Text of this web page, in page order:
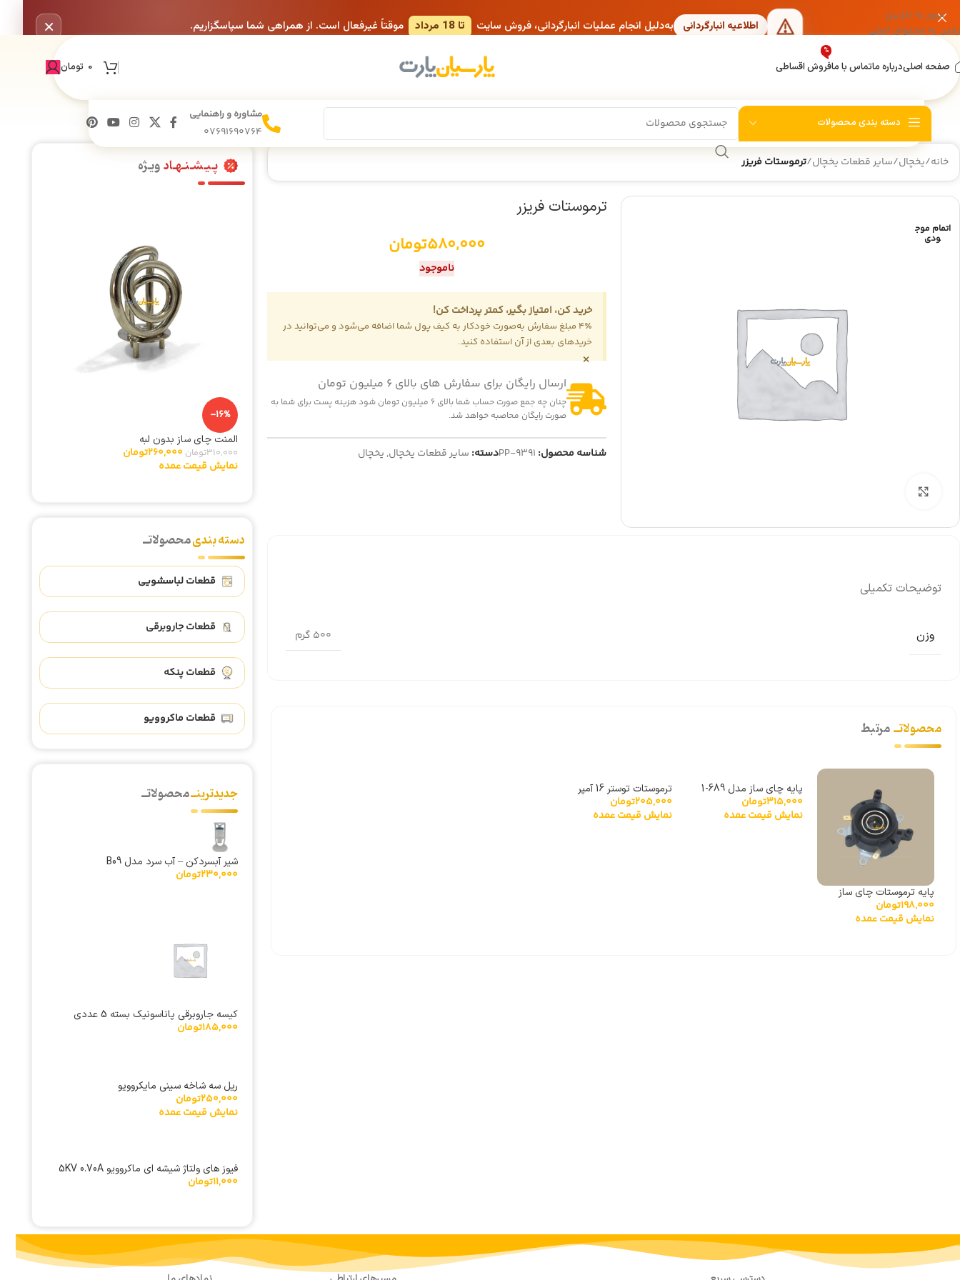
عبور به ناوبری
رفتن به محتوای اصلی
اطلاعیه انبارگردانی به‌دلیل انجام عملیات انبارگردانی، فروش سایت تا 18 مرداد موقتاً غیرفعال است. از همراهی شما سپاسگزاریم. ×
صفحه اصلیدرباره ماتماس با مافروش اقساطی
%
0 تومان
دسته بندی محصولات
مشاوره و راهنمایی
07691690764
خانه/یخچال/سایر قطعات یخچال/ترموستات فریزر
اتمام موج
ودی
ترموستات فریزر
580,000تومان
ناموجود
خرید کن، امتیاز بگیر، کمتر پرداخت کن!
4٪ مبلغ سفارش به‌صورت خودکار به کیف پول شما اضافه می‌شود و می‌توانید در
خریدهای بعدی از آن استفاده کنید.
×
ارسال رایگان برای سفارش های بالای 6 میلیون تومان
چنان چه جمع صورت حساب شما بالای 6 میلیون تومان شود هزینه پست برای شما به
صورت رایگان محاصبه خواهد شد.
شناسه محصول: PP-9391دسته: سایر قطعات یخچال, یخچال
توضیحات تکمیلی
وزن 500 گرم
محصولاتــمرتبط
پایه ترموستات چای ساز
168F
198,000تومان
نمایش قیمت عمده
پایه چای ساز مدل 689-1
315,000تومان
نمایش قیمت عمده
ترموستات توستر 16 آمپر
205,000تومان
نمایش قیمت عمده
پـیـشـنـهـادویـژه
-16%
المنت چای ساز بدون لبه
310,000تومان 260,000تومان
نمایش قیمت عمده
دسته بندیمحصولاتــ
قطعات لباسشویی
قطعات جاروبرقی
قطعات پنکه
قطعات ماکروویو
جدیدترینــمحصولاتــ
شیر آبسردکن – آب سرد مدل B09
230,000تومان
کیسه جاروبرقی پاناسونیک بسته 5 عددی
185,000تومان
ریل سه شاخه سینی مایکروویو
250,000تومان
نمایش قیمت عمده
فیوز های ولتاژ شیشه ای ماکروویو 5KV 0.70A
سایز 6×40 میلی متر
11,000تومان